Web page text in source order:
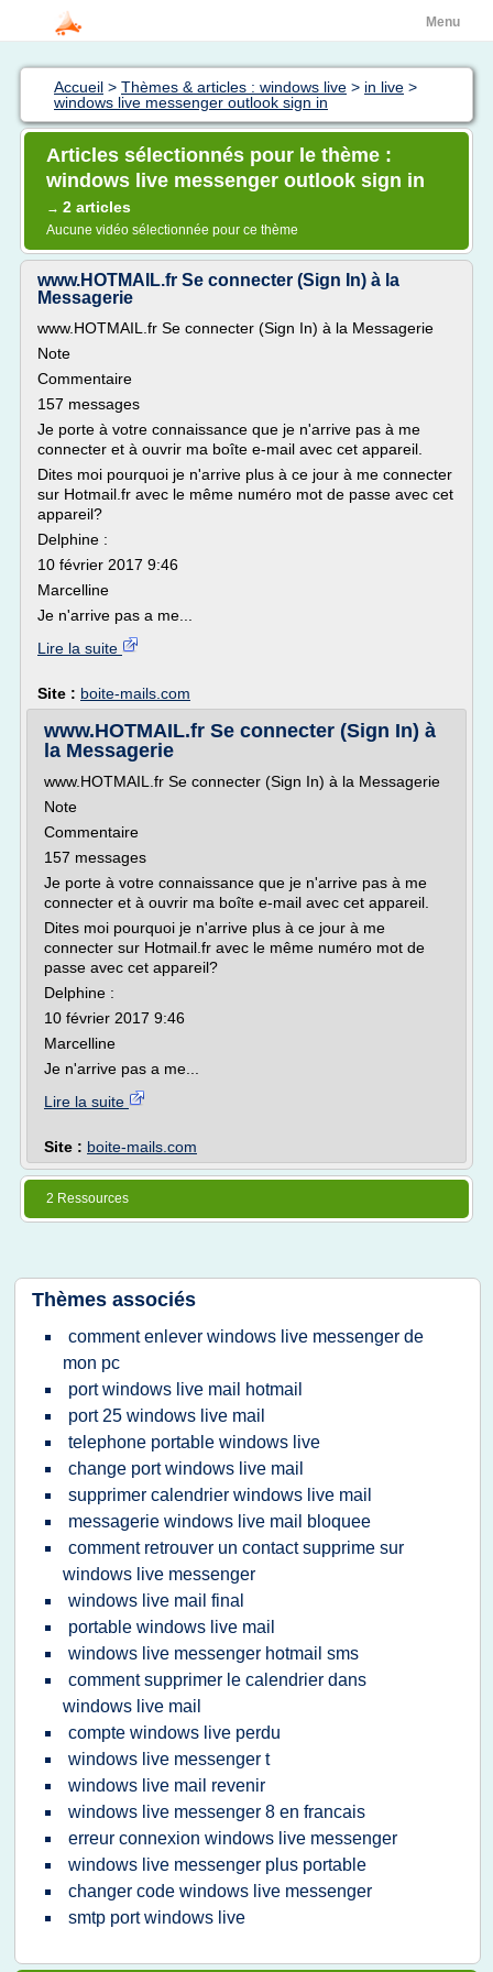
Menu
Accueil > Thèmes & articles : windows live > in live >
windows live messenger outlook sign in
Articles sélectionnés pour le thème :
windows live messenger outlook sign in
→ 2 articles
Aucune vidéo sélectionnée pour ce thème
www.HOTMAIL.fr Se connecter (Sign In) à la
Messagerie
www.HOTMAIL.fr Se connecter (Sign In) à la Messagerie
Note
Commentaire
157 messages
Je porte à votre connaissance que je n'arrive pas à me
connecter et à ouvrir ma boîte e-mail avec cet appareil.
Dites moi pourquoi je n'arrive plus à ce jour à me connecter
sur Hotmail.fr avec le même numéro mot de passe avec cet
appareil?
Delphine :
10 février 2017 9:46
Marcelline
Je n'arrive pas a me...
Lire la suite
Site : boite-mails.com
www.HOTMAIL.fr Se connecter (Sign In) à
la Messagerie
www.HOTMAIL.fr Se connecter (Sign In) à la Messagerie
Note
Commentaire
157 messages
Je porte à votre connaissance que je n'arrive pas à me
connecter et à ouvrir ma boîte e-mail avec cet appareil.
Dites moi pourquoi je n'arrive plus à ce jour à me
connecter sur Hotmail.fr avec le même numéro mot de
passe avec cet appareil?
Delphine :
10 février 2017 9:46
Marcelline
Je n'arrive pas a me...
Lire la suite
Site : boite-mails.com
2 Ressources
Thèmes associés
comment enlever windows live messenger de
mon pc
port windows live mail hotmail
port 25 windows live mail
telephone portable windows live
change port windows live mail
supprimer calendrier windows live mail
messagerie windows live mail bloquee
comment retrouver un contact supprime sur
windows live messenger
windows live mail final
portable windows live mail
windows live messenger hotmail sms
comment supprimer le calendrier dans
windows live mail
compte windows live perdu
windows live messenger t
windows live mail revenir
windows live messenger 8 en francais
erreur connexion windows live messenger
windows live messenger plus portable
changer code windows live messenger
smtp port windows live